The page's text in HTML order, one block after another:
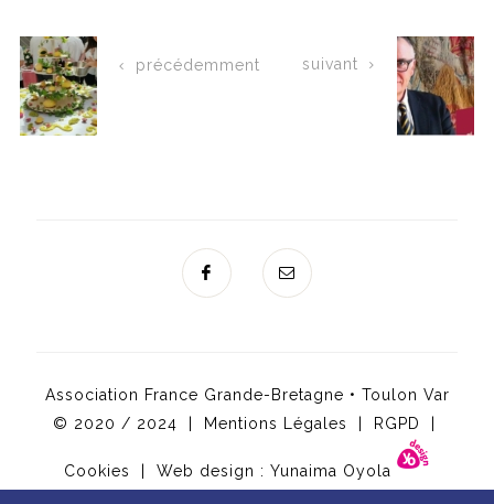
précédemment suivant
Association France Grande-Bretagne • Toulon Var
© 2020 / 2024 |
Mentions Légales RGPD
Cookies | Web design : Yunaima Oyola